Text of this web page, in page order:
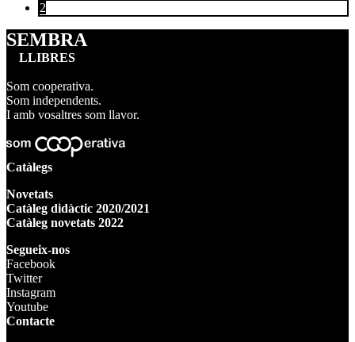
les
entrades
2
SEMBRA
LLIBRES
Som cooperativa.
Som independents.
I amb vosaltres som llavor.
Catàlegs
Novetats
Catàleg didàctic 2020/2021
Catàleg novetats 2022
Segueix-nos
Facebook
Twitter
Instagram
Youtube
Contacte